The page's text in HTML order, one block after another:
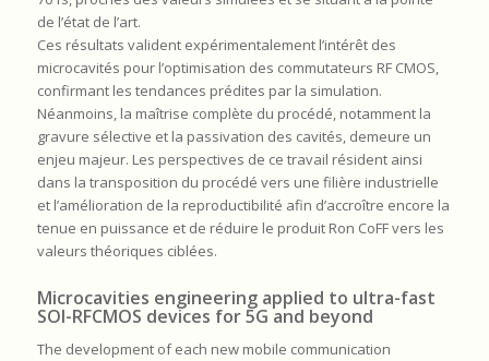
de l’état de l’art.
Ces résultats valident expérimentalement l’intérêt des
microcavités pour l’optimisation des commutateurs RF CMOS,
confirmant les tendances prédites par la simulation.
Néanmoins, la maîtrise complète du procédé, notamment la
gravure sélective et la passivation des cavités, demeure un
enjeu majeur. Les perspectives de ce travail résident ainsi
dans la transposition du procédé vers une filière industrielle
et l’amélioration de la reproductibilité afin d’accroître encore la
tenue en puissance et de réduire le produit Ron CoFF vers les
valeurs théoriques ciblées.
Microcavities engineering applied to ultra-fast
SOI-RFCMOS devices for 5G and beyond
The development of each new mobile communication